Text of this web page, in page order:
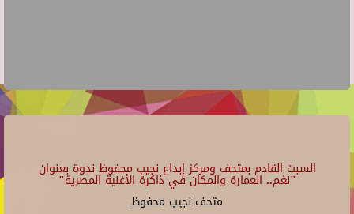
السبت القادم بمتحف ومركز إبداع نجيب محفوظ ندوة بعنوان
"نغم.. العمارة والمكان في ذاكرة الأغنية المصرية"
متحف نجيب محفوظ